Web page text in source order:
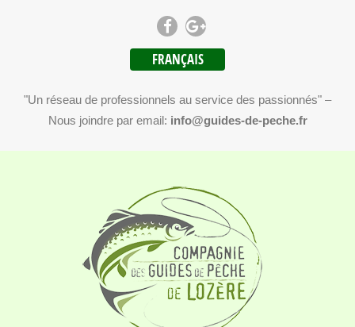
FRANÇAIS
"Un réseau de professionnels au service des passionnés" –
Nous joindre par email: info@guides-de-peche.fr